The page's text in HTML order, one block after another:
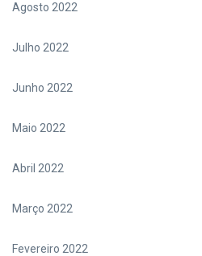
Agosto 2022
Julho 2022
Junho 2022
Maio 2022
Abril 2022
Março 2022
Fevereiro 2022